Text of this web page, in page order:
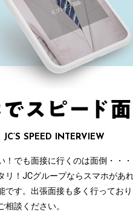
JC’S SPEED INTERVIEW
！でも面接に行くのは面倒・・・
リ！JCグループならスマホがあ
です。出張面接も多く行ってお
相談ください。